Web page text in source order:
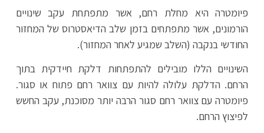
פיומטרה היא מחלת רחם, אשר מתפתחת עקב שינויים
הורמונים, אשר מתפתחים בזמן שלב הדיאסטרוס של המחזור
החודשי בנקבה (השלב שמגיע לאחר המחזור).
השינויים הללו מובילים להתפתחות דלקת חיידקית בתוך
הרחם. הדלקת עלולה להיות עם צוואר רחם פתוח או סגור.
פיומטרה עם צוואר רחם סגור הרבה יותר מסוכנת, עקב החשש
לפיצוץ הרחם.